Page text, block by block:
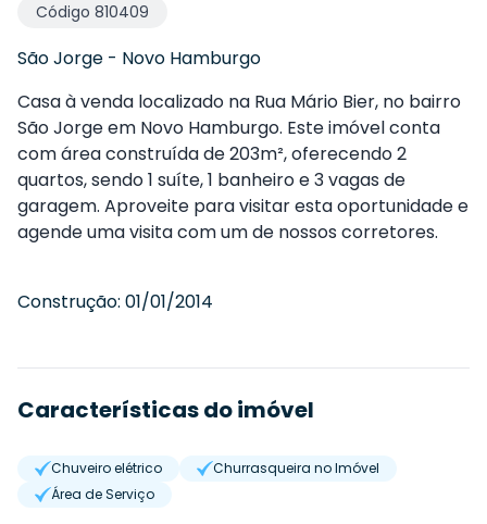
Código 810409
São Jorge - Novo Hamburgo
Casa à venda localizado na Rua Mário Bier, no bairro
São Jorge em Novo Hamburgo. Este imóvel conta
com área construída de 203m², oferecendo 2
quartos, sendo 1 suíte, 1 banheiro e 3 vagas de
garagem. Aproveite para visitar esta oportunidade e
agende uma visita com um de nossos corretores.
Construção: 01/01/2014
Características do imóvel
Chuveiro elétrico
Churrasqueira no Imóvel
Área de Serviço